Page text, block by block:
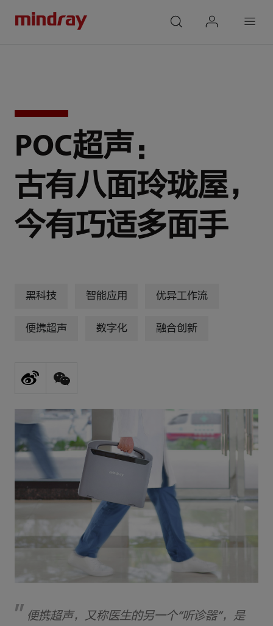
POC超声：
古有八面玲珑屋，
今有巧适多面手
黑科技 智能应用 优异工作流
便携超声 数字化 融合创新
便携超声，又称医生的另一个“听诊器”，是